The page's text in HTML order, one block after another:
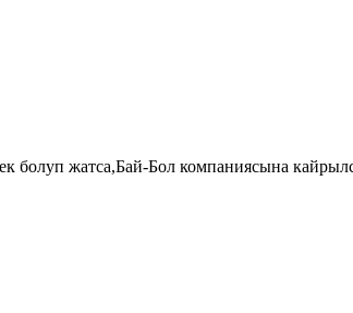
болуп жатса,Бай-Бол компаниясына